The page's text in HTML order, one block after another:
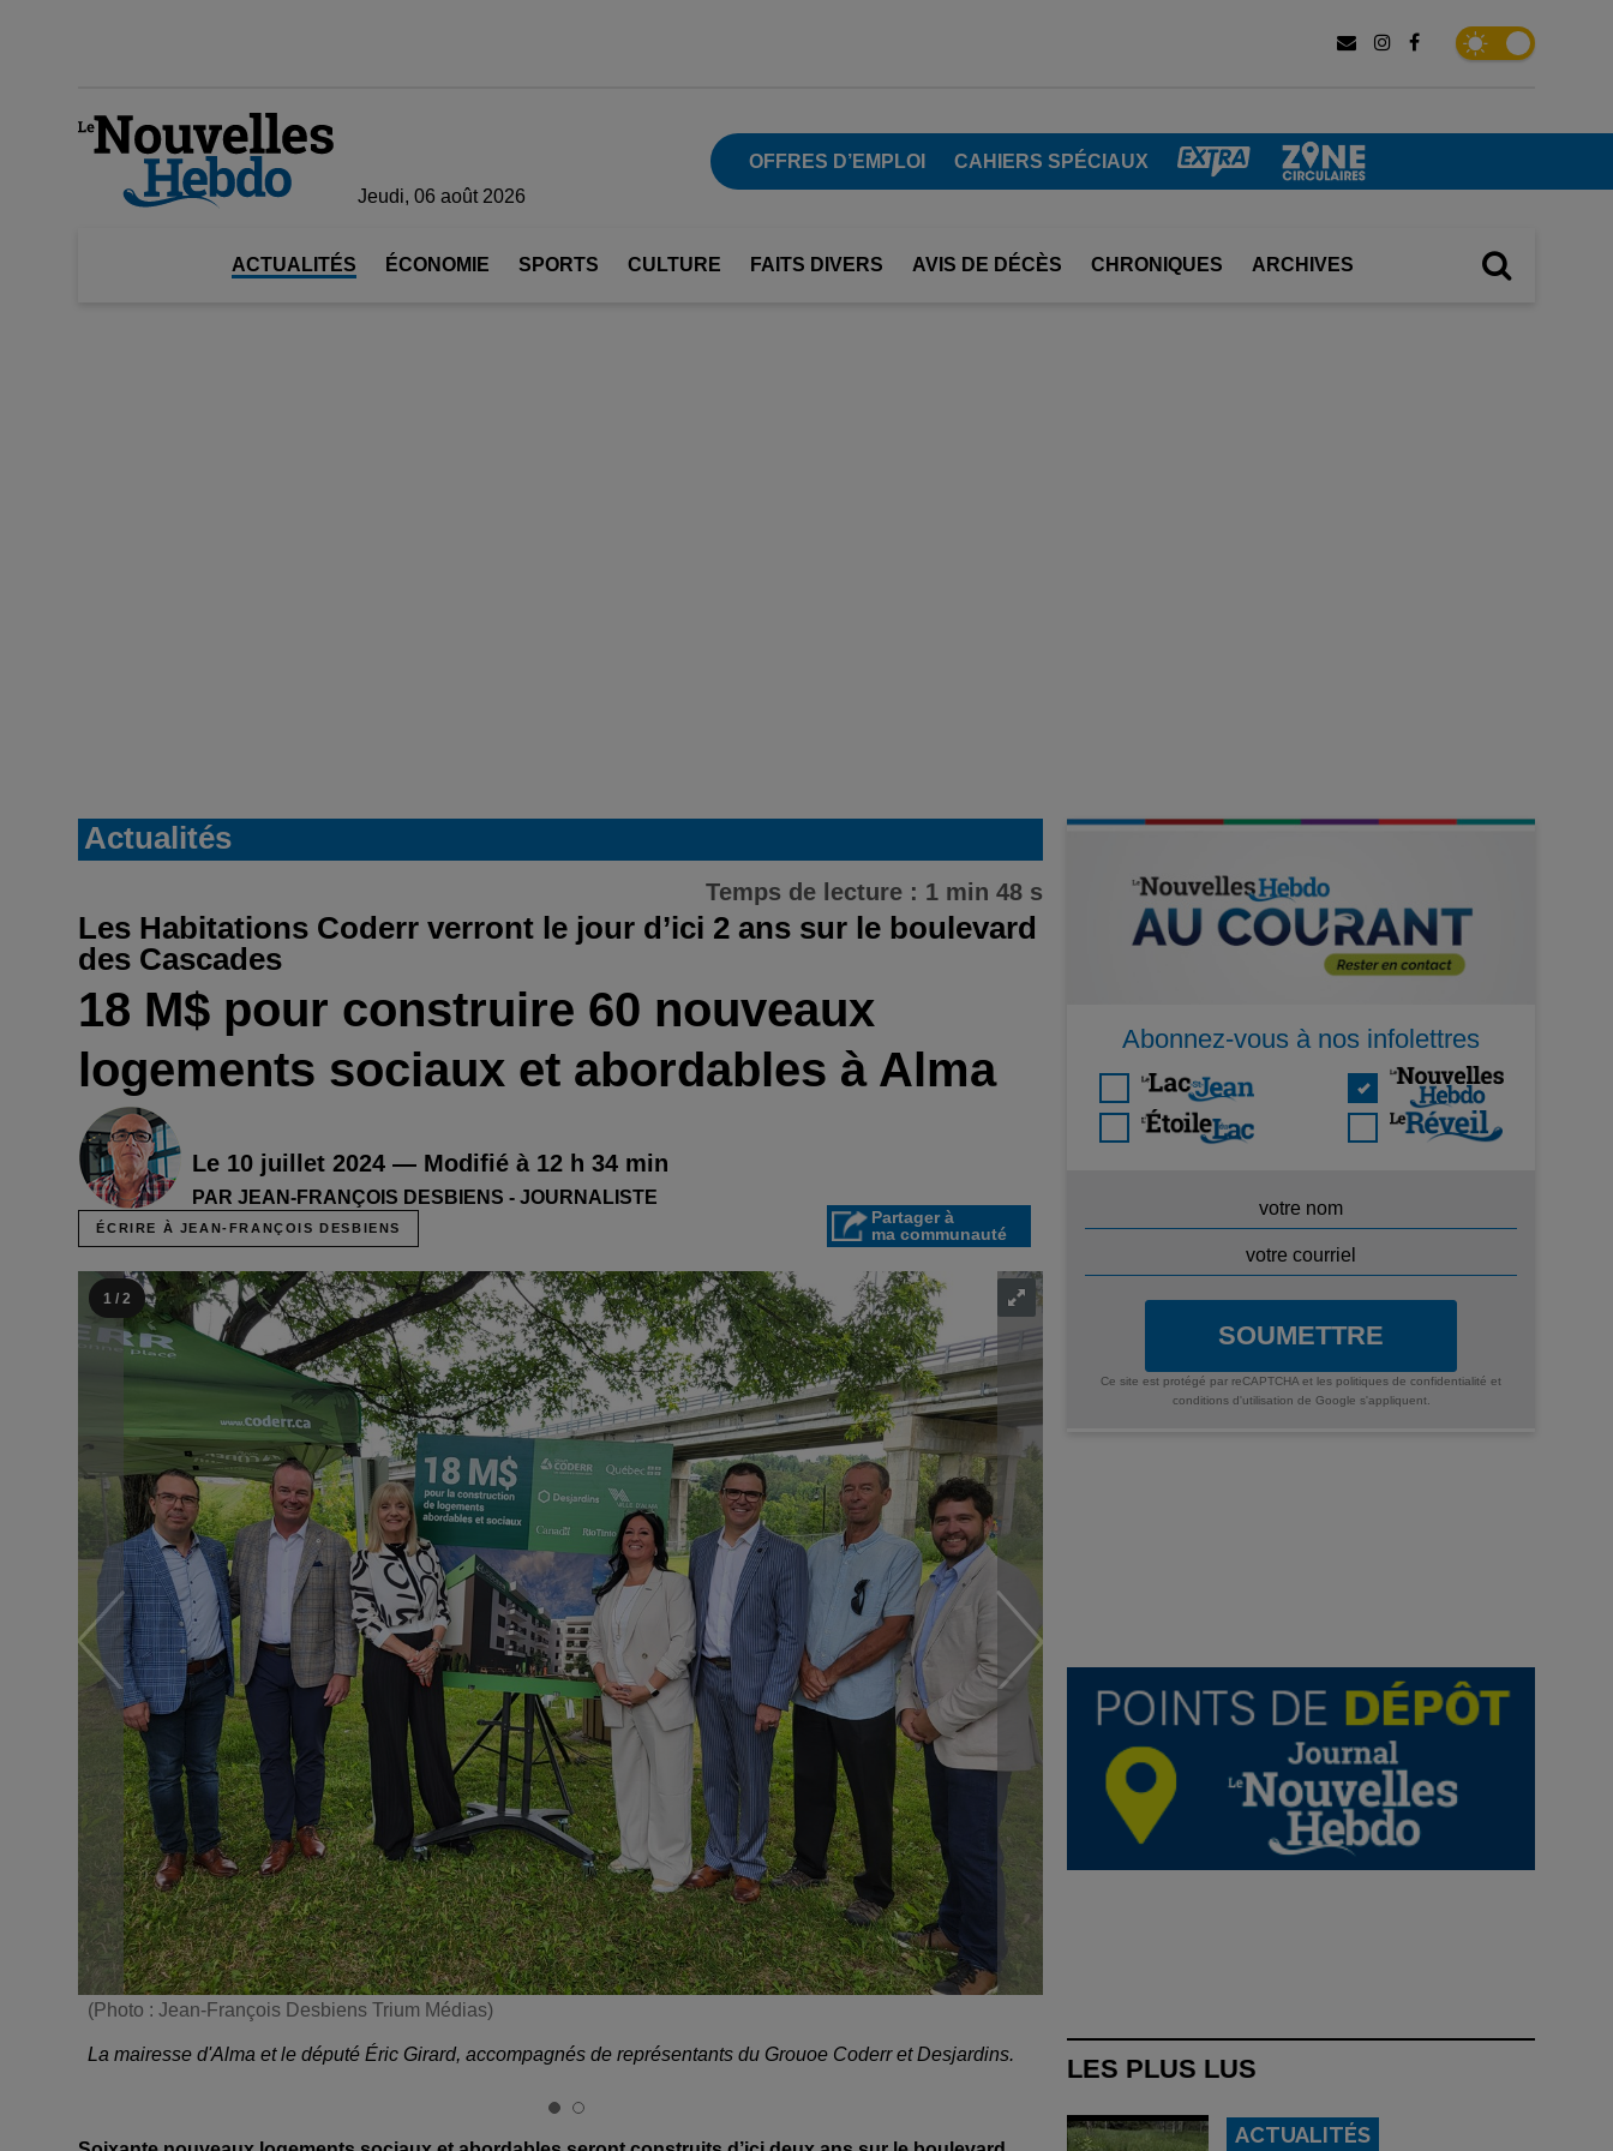
Jeudi, 06 août 2026
OFFRES D’EMPLOI CAHIERS SPÉCIAUX
ACTUALITÉS ÉCONOMIE SPORTS CULTURE FAITS DIVERS AVIS DE DÉCÈS CHRONIQUES ARCHIVES
Actualités
Temps de lecture : 1 min 48 s
Les Habitations Coderr verront le jour d’ici 2 ans sur le boulevard
des Cascades
18 M$ pour construire 60 nouveaux
logements sociaux et abordables à Alma
Le 10 juillet 2024 — Modifié à 12 h 34 min
PAR JEAN-FRANÇOIS DESBIENS - JOURNALISTE
ÉCRIRE À JEAN-FRANÇOIS DESBIENS
Partager à
ma communauté
1 / 2
(Photo : Jean-François Desbiens Trium Médias)
La mairesse d'Alma et le député Éric Girard, accompagnés de représentants du Grouoe Coderr et Desjardins.
Abonnez-vous à nos infolettres
SOUMETTRE
Ce site est protégé par reCAPTCHA et les politiques de confidentialité et
conditions d'utilisation de Google s'appliquent.
LES PLUS LUS
ACTUALITÉS